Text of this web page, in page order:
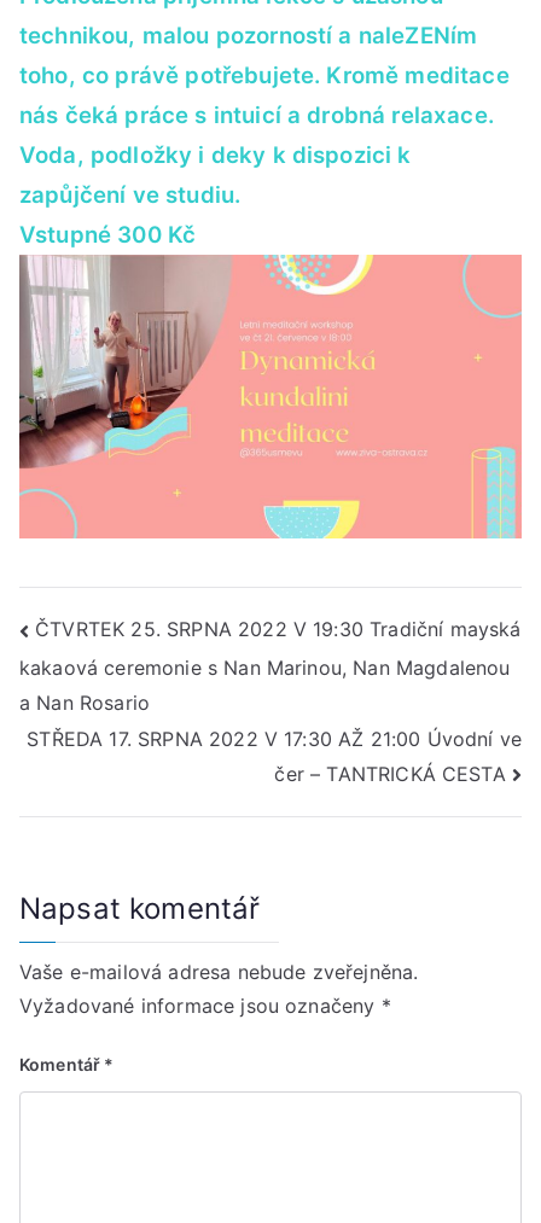
technikou, malou pozorností a naleZENím
toho, co právě potřebujete. Kromě meditace
nás čeká práce s intuicí a drobná relaxace.
Voda, podložky i deky k dispozici k
zapůjčení ve studiu.
Vstupné 300 Kč
Navigace
pro
příspěvek
ČTVRTEK 25. SRPNA 2022 V 19:30 Tradiční mayská
kakaová ceremonie s Nan Marinou, Nan Magdalenou
a Nan Rosario
STŘEDA 17. SRPNA 2022 V 17:30 AŽ 21:00 Úvodní ve
čer – TANTRICKÁ CESTA
Napsat komentář
Vaše e-mailová adresa nebude zveřejněna.
Vyžadované informace jsou označeny *
Komentář *